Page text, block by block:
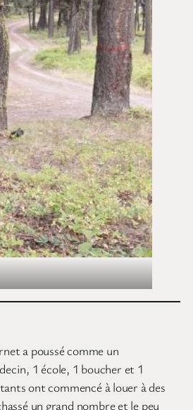
a poussé comme un
1 école, 1 boucher et 1
ont commencé à louer à des
un grand nombre et le peu